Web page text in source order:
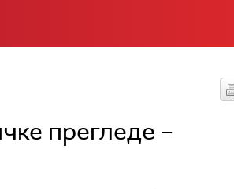
прегледе –